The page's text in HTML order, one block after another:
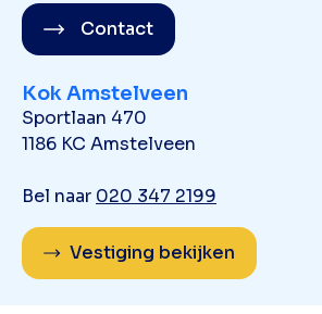
Contact
Kok Amstelveen
Sportlaan 470
1186 KC Amstelveen
Bel naar 020 347 2199
Vestiging bekijken